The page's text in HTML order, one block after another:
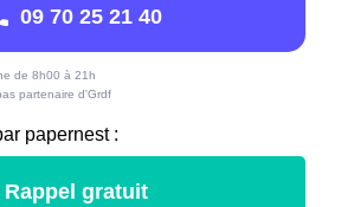
09 70 25 21 40
de 8h00 à 21h
partenaire d'Grdf
papernest :
Rappel gratuit